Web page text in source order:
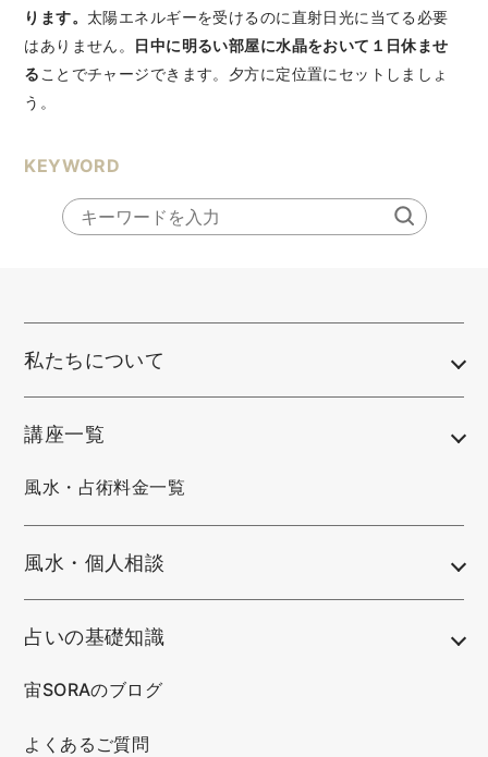
ります。 太陽エネルギーを受けるのに直射日光に当てる必要
はありません。 日中に明るい部屋に水晶をおいて１日休ませ
る ことでチャージできます。夕方に定位置にセットしましょ
う。
KEYWORD
私たちについて
講座一覧
風水・占術料金一覧
風水・個人相談
占いの基礎知識
宙SORAのブログ
よくあるご質問